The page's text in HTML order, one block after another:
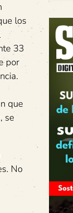
los
33
por
que
se
No